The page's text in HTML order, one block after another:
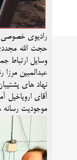
رادیوی خصوصی هوا روی موج
حجت الله مجددی
وسایل ارتباط
عبدالمبین
نهاد های
آقای ارویاخیل
موجودیت رسانه